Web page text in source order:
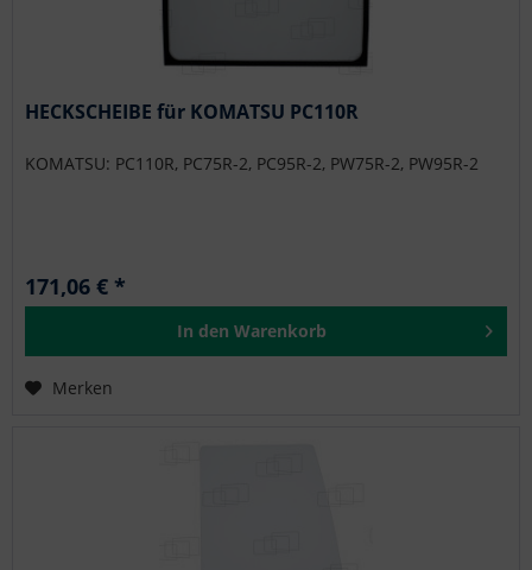
HECKSCHEIBE für KOMATSU PC110R
KOMATSU: PC110R, PC75R-2, PC95R-2, PW75R-2, PW95R-2
171,06 € *
In den Warenkorb
Merken